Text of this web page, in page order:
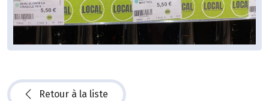
Retour à la liste